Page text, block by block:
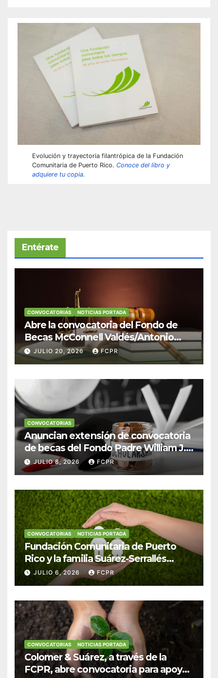
Evolución y trayectoria filantrópica de la Fundación
Comunitaria de Puerto Rico. Conoce del libro y
adquiere tu copia.
Entérate
CONVOCATORIAS NOTICIAS PORTADA
Abre la convocatoria del Fondo de
Becas McConnell Valdés/Antonio
Escudero Viera para estudiantes de
Derecho en Puerto Rico
JULIO 20, 2026 FCPR
CONVOCATORIAS
Anuncian extensión de convocatoria
de becas del Fondo Padre William J.
Hendricks, SJ para estudiantes del
Colegio San Ignacio
JULIO 8, 2026 FCPR
CONVOCATORIAS NOTICIAS PORTADA
Fundación Comunitaria de Puerto
Rico y la familia Suárez-Serrallés
anuncian convocatoria para
fortalecer hogares y albergues
JULIO 6, 2026 FCPR
CONVOCATORIAS NOTICIAS PORTADA
Colomer & Suárez, a través de la
FCPR, abre convocatoria para apoyar